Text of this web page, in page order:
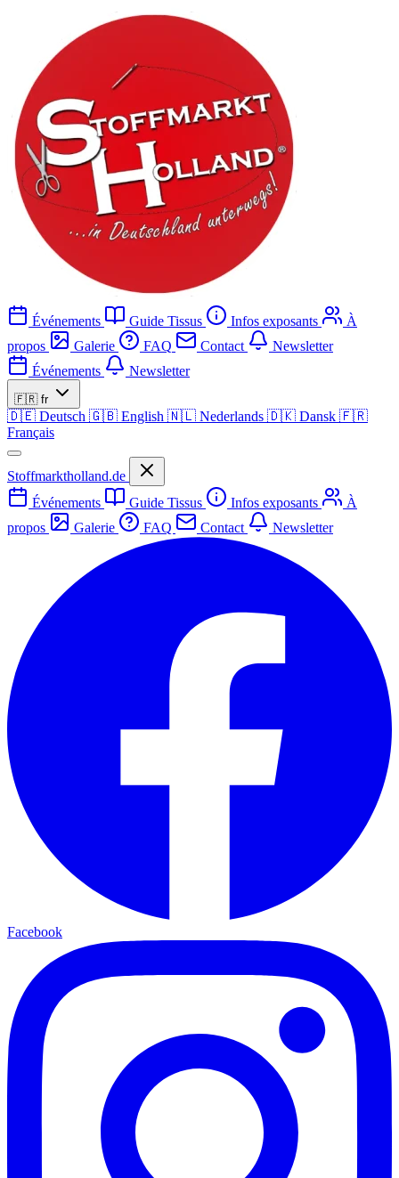
Événements Guide Tissus Infos exposants
À
propos
Galerie FAQ Contact
Newsletter
Événements
Newsletter
🇫🇷 fr
🇩🇪 Deutsch 🇬🇧 English 🇳🇱 Nederlands 🇩🇰 Dansk 🇫🇷
Français
Stoffmarktholland.de
Événements
Guide Tissus Infos exposants
À
propos
Galerie FAQ Contact Newsletter
Facebook